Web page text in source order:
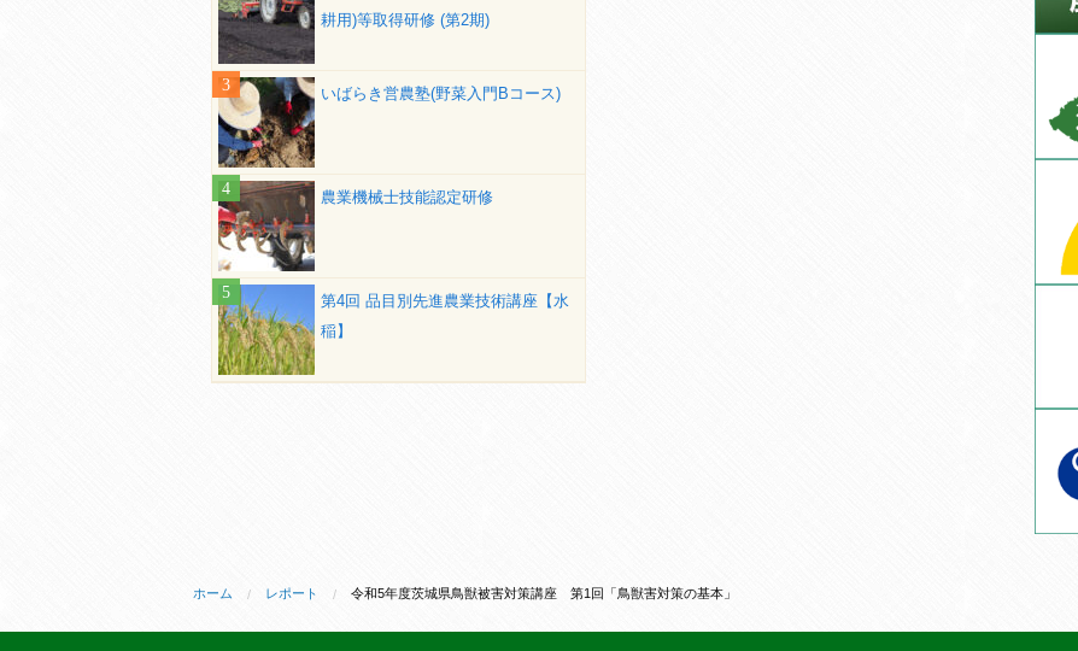
耕用)等取得研修 (第2期)
いばらき営農塾(野菜入門Bコース)
農業機械士技能認定研修
第4回 品目別先進農業技術講座【水
稲】
ホーム レポート 令和5年度茨城県鳥獣被害対策講座 第1回「鳥獣害対策の基本」